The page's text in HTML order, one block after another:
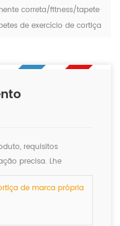
correta/fitness/tapete
de exercício de cortiça
requisitos
precisa. Lhe
de marca própria